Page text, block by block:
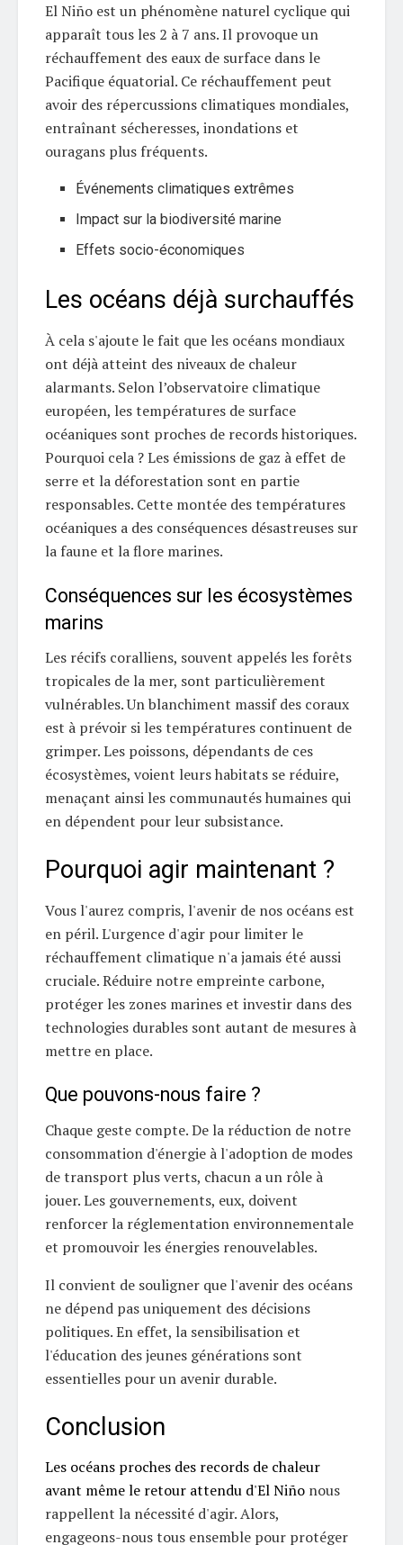
El Niño est un phénomène naturel cyclique qui
apparaît tous les 2 à 7 ans. Il provoque un
réchauffement des eaux de surface dans le
Pacifique équatorial. Ce réchauffement peut
avoir des répercussions climatiques mondiales,
entraînant sécheresses, inondations et
ouragans plus fréquents.
Événements climatiques extrêmes
Impact sur la biodiversité marine
Effets socio-économiques
Les océans déjà surchauffés
À cela s'ajoute le fait que les océans mondiaux
ont déjà atteint des niveaux de chaleur
alarmants. Selon l’observatoire climatique
européen, les températures de surface
océaniques sont proches de records historiques.
Pourquoi cela ? Les émissions de gaz à effet de
serre et la déforestation sont en partie
responsables. Cette montée des températures
océaniques a des conséquences désastreuses sur
la faune et la flore marines.
Conséquences sur les écosystèmes
marins
Les récifs coralliens, souvent appelés les forêts
tropicales de la mer, sont particulièrement
vulnérables. Un blanchiment massif des coraux
est à prévoir si les températures continuent de
grimper. Les poissons, dépendants de ces
écosystèmes, voient leurs habitats se réduire,
menaçant ainsi les communautés humaines qui
en dépendent pour leur subsistance.
Pourquoi agir maintenant ?
Vous l'aurez compris, l'avenir de nos océans est
en péril. L'urgence d'agir pour limiter le
réchauffement climatique n'a jamais été aussi
cruciale. Réduire notre empreinte carbone,
protéger les zones marines et investir dans des
technologies durables sont autant de mesures à
mettre en place.
Que pouvons-nous faire ?
Chaque geste compte. De la réduction de notre
consommation d'énergie à l'adoption de modes
de transport plus verts, chacun a un rôle à
jouer. Les gouvernements, eux, doivent
renforcer la réglementation environnementale
et promouvoir les énergies renouvelables.
Il convient de souligner que l'avenir des océans
ne dépend pas uniquement des décisions
politiques. En effet, la sensibilisation et
l'éducation des jeunes générations sont
essentielles pour un avenir durable.
Conclusion
Les océans proches des records de chaleur
avant même le retour attendu d'El Niño nous
rappellent la nécessité d'agir. Alors,
engageons-nous tous ensemble pour protéger